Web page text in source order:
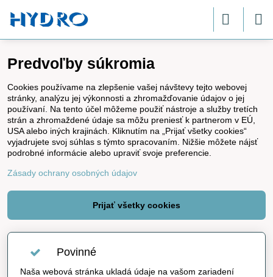
Predvoľby súkromia
Cookies používame na zlepšenie vašej návštevy tejto webovej
stránky, analýzu jej výkonnosti a zhromažďovanie údajov o jej
používaní. Na tento účel môžeme použiť nástroje a služby tretích
strán a zhromaždené údaje sa môžu preniesť k partnerom v EÚ,
USA alebo iných krajinách. Kliknutím na „Prijať všetky cookies“
vyjadrujete svoj súhlas s týmto spracovaním. Nižšie môžete nájsť
podrobné informácie alebo upraviť svoje preferencie.
Zásady ochrany osobných údajov
Prijať všetky cookies
Povinné
Naša webová stránka ukladá údaje na vašom zariadení